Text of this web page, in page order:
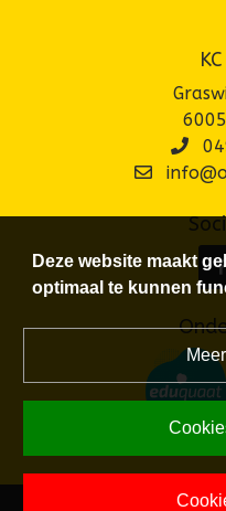
Deze website maakt
optimaal te kunnen